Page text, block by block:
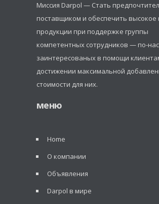
Миссия Darpol — Стать
поставщиком и обеспечить высокое
продукции при поддержке группы
компетентных сотрудников — по-
заинтересованых в помощи
достижении максимальной
стоимости для них.
меню
Home
О компании
Объявления
Darpol в мире